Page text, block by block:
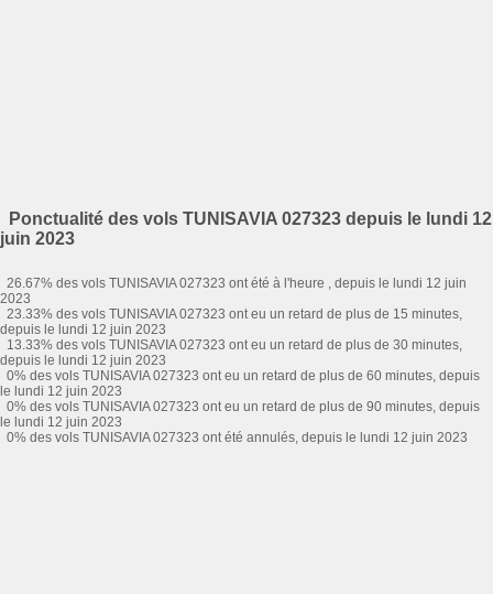
Ponctualité des vols TUNISAVIA 027323 depuis le lundi 12
juin 2023
26.67% des vols TUNISAVIA 027323 ont été à l'heure , depuis le lundi 12 juin
2023
23.33% des vols TUNISAVIA 027323 ont eu un retard de plus de 15 minutes,
depuis le lundi 12 juin 2023
13.33% des vols TUNISAVIA 027323 ont eu un retard de plus de 30 minutes,
depuis le lundi 12 juin 2023
0% des vols TUNISAVIA 027323 ont eu un retard de plus de 60 minutes, depuis
le lundi 12 juin 2023
0% des vols TUNISAVIA 027323 ont eu un retard de plus de 90 minutes, depuis
le lundi 12 juin 2023
0% des vols TUNISAVIA 027323 ont été annulés, depuis le lundi 12 juin 2023